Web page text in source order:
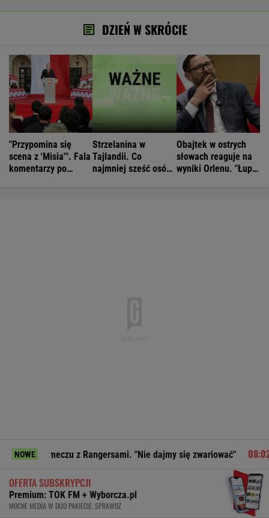
DZIEŃ W SKRÓCIE
"Przypomina się
scena z 'Misia'". Fala
komentarzy po
Strzelanina w
Tajlandii. Co
najmniej sześć osób
Obajtek w ostrych
słowach reaguje na
wyniki Orlenu. "Łupi
NOWE
z Rangersami. "Nie dajmy się zwariować"
OFERTA SUBSKRYPCJI
Premium: TOK FM + Wyborcza.pl
MOCNE MEDIA W DUO PAKIECIE. SPRAWDŹ